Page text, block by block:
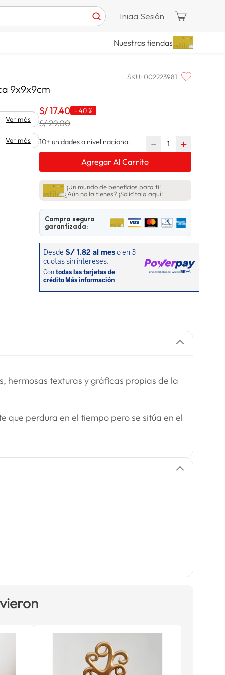
Inicia Sesión
Nuestras tiendas
SKU: 002223981
9x9x9cm
Ver más
Ver más
S/17.40 -40 %
S/ 29.00
10+ unidades a nivel nacional ＋
－
Agregar Al Carrito
¡Un mundo de beneficios para ti!
¿Aún no la tienes? ¡Solicítala aquí!
Compra segura
garantizada:
hermosas texturas y gráficas propias de la
que perdura en el tiempo pero se sitúa en el